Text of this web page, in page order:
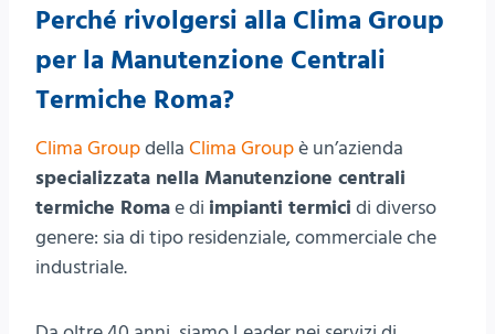
Perché rivolgersi alla Clima Group
per la Manutenzione Centrali
Termiche Roma?
Clima Groupdella Clima Groupè un’azienda
specializzata nella Manutenzione centrali
termiche Romae di impianti termici di diverso
genere: sia di tipo residenziale, commerciale che
industriale.